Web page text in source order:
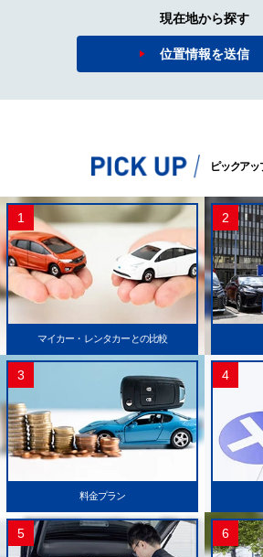
現在地から探す
位置情報を送信
ピックアッ
1
マイカー・レンタカーとの比較
2
3
料金プラン
4
5 6